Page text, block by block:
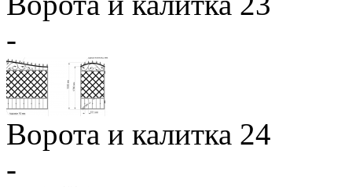
-
Ворота и калитка 24
-